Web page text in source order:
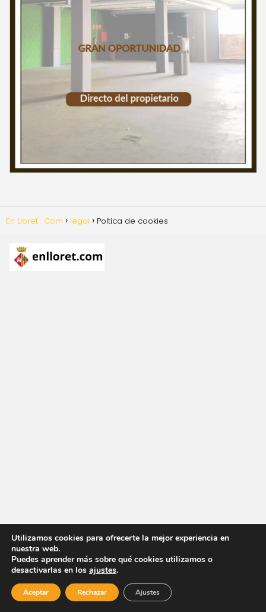
En Lloret . Com legal Poltica de cookies
Utilizamos cookies para ofrecerte la mejor experiencia en
nuestra web.
Puedes aprender más sobre qué cookies utilizamos o
desactivarlas en los ajustes.
Aceptar Rechazar Ajustes